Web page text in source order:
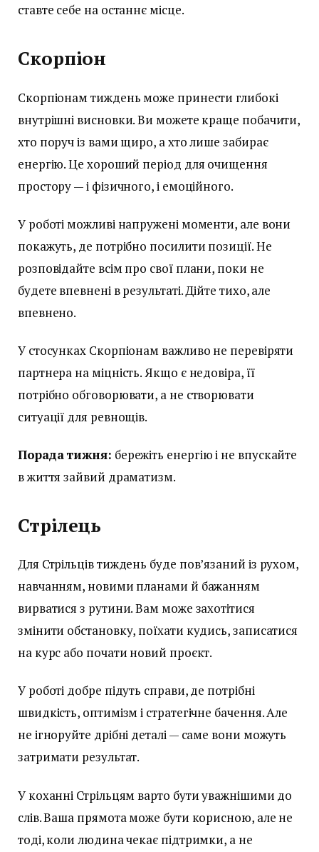
ставте себе на останнє місце.
Скорпіон
Скорпіонам тиждень може принести глибокі
внутрішні висновки. Ви можете краще побачити,
хто поруч із вами щиро, а хто лише забирає
енергію. Це хороший період для очищення
простору — і фізичного, і емоційного.
У роботі можливі напружені моменти, але вони
покажуть, де потрібно посилити позиції. Не
розповідайте всім про свої плани, поки не
будете впевнені в результаті. Дійте тихо, але
впевнено.
У стосунках Скорпіонам важливо не перевіряти
партнера на міцність. Якщо є недовіра, її
потрібно обговорювати, а не створювати
ситуації для ревнощів.
Порада тижня: бережіть енергію і не впускайте
в життя зайвий драматизм.
Стрілець
Для Стрільців тиждень буде пов’язаний із рухом,
навчанням, новими планами й бажанням
вирватися з рутини. Вам може захотітися
змінити обстановку, поїхати кудись, записатися
на курс або почати новий проєкт.
У роботі добре підуть справи, де потрібні
швидкість, оптимізм і стратегічне бачення. Але
не ігноруйте дрібні деталі — саме вони можуть
затримати результат.
У коханні Стрільцям варто бути уважнішими до
слів. Ваша прямота може бути корисною, але не
тоді, коли людина чекає підтримки, а не